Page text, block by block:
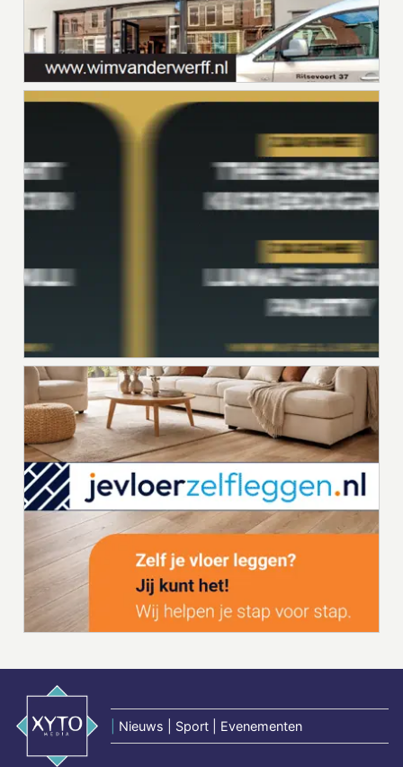
Nieuws | Sport | Evenementen